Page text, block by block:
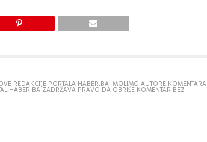
REDAKCIJE PORTALA HABER.BA. MOLIMO AUTORE KOMENTARA
HABER.BA ZADRŽAVA PRAVO DA OBRIŠE KOMENTAR BEZ